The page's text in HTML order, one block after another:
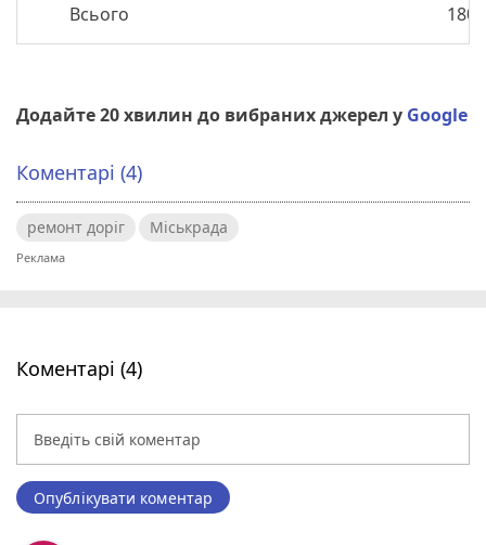
Всього
Додайте 20 хвилин до вибраних джерел у Google
Коментарі (4)
ремонт доріг Міськрада
Коментарі (4)
Опублікувати коментар